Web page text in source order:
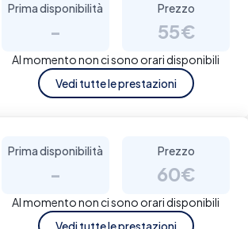
Prima disponibilità
-
Prezzo
55€
Al momento non ci sono orari disponibili
Vedi tutte le prestazioni
Prima disponibilità
-
Prezzo
60€
Al momento non ci sono orari disponibili
Vedi tutte le prestazioni